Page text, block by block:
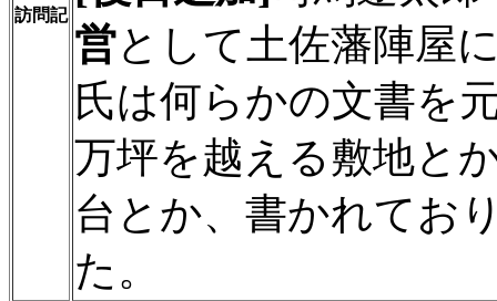
訪問記
営として土佐藩陣屋
氏は何らかの文書を
万坪を越える敷地と
台とか、書かれてお
た。